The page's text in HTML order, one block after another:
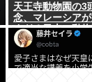
天王寺動物園の3
念、マレーシア
すぎる日本の動